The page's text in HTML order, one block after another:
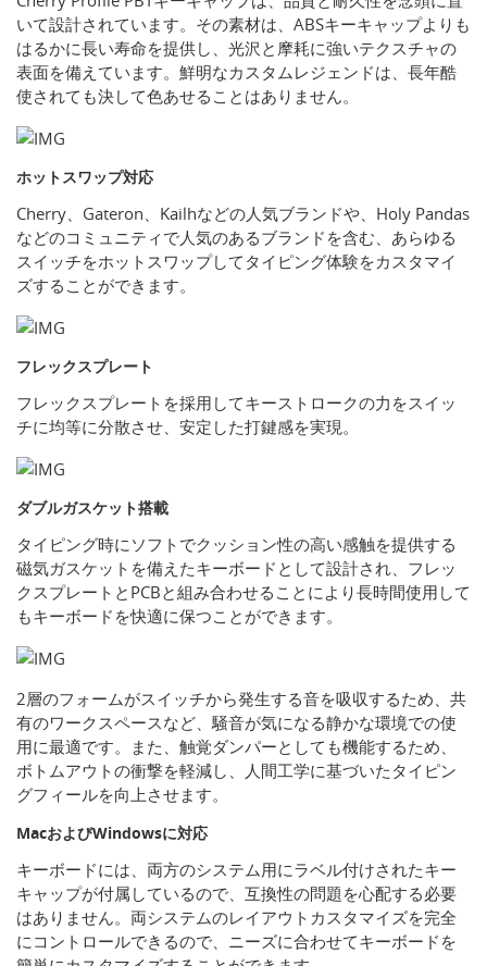
いて設計されています。その素材は、ABSキーキャップよりも
はるかに長い寿命を提供し、光沢と摩耗に強いテクスチャの
表面を備えています。鮮明なカスタムレジェンドは、長年酷
使されても決して色あせることはありません。
ホットスワップ対応
Cherry、Gateron、Kailhなどの人気ブランドや、Holy Pandas
などのコミュニティで人気のあるブランドを含む、あらゆる
スイッチをホットスワップしてタイピング体験をカスタマイ
ズすることができます。
フレックスプレート
フレックスプレートを採用してキーストロークの力をスイッ
チに均等に分散させ、安定した打鍵感を実現。
ダブルガスケット搭載
タイピング時にソフトでクッション性の高い感触を提供する
磁気ガスケットを備えたキーボードとして設計され、フレッ
クスプレートとPCBと組み合わせることにより長時間使用して
もキーボードを快適に保つことができます。
2層のフォームがスイッチから発生する音を吸収するため、共
有のワークスペースなど、騒音が気になる静かな環境での使
用に最適です。また、触覚ダンパーとしても機能するため、
ボトムアウトの衝撃を軽減し、人間工学に基づいたタイピン
グフィールを向上させます。
MacおよびWindowsに対応
キーボードには、両方のシステム用にラベル付けされたキー
キャップが付属しているので、互換性の問題を心配する必要
はありません。両システムのレイアウトカスタマイズを完全
にコントロールできるので、ニーズに合わせてキーボードを